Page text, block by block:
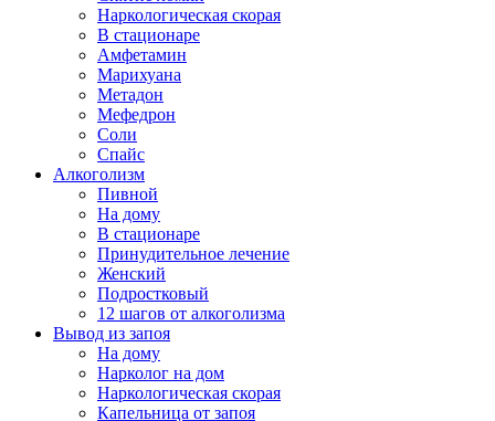
Наркологическая скорая
В стационаре
Амфетамин
Марихуана
Метадон
Мефедрон
Соли
Спайс
Алкоголизм
Пивной
На дому
В стационаре
Принудительное лечение
Женский
Подростковый
12 шагов от алкоголизма
Вывод из запоя
На дому
Нарколог на дом
Наркологическая скорая
Капельница от запоя